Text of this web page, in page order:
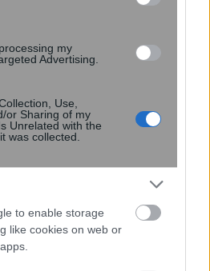
my
Advertising.
Use,
or Sharing of my
Unrelated with the
was collected.
to enable storage
like cookies on web or
με ...